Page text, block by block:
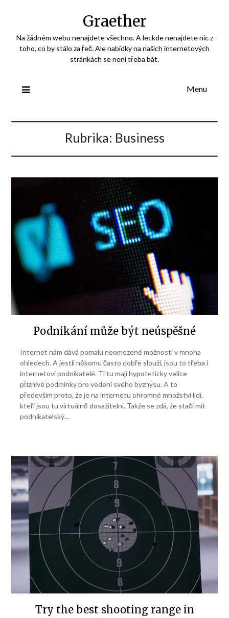
Graether
Na žádném webu nenajdete všechno. A leckde nenajdete nic z
toho, co by stálo za řeč. Ale nabídky na našich internetových
stránkách se není třeba bát.
Menu
Rubrika: Business
Podnikání může být neúspěšné
Internet nám dává pomalu neomezené možnosti v mnoha
ohledech. A jestli někomu často dobře slouží, jsou to třeba i
internetoví podnikatelé. Ti tu mají hypoteticky velice
příznivé podmínky pro vedení svého byznysu. A to
především proto, že je na internetu ohromné množství lidí,
kteří jsou tu virtuálně dosažitelní. Takže se zdá, že stačí mít
podnikatelský…
Try the best shooting range in